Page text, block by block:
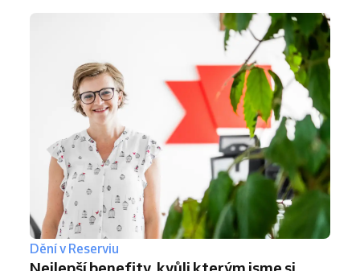
Dění v Reserviu